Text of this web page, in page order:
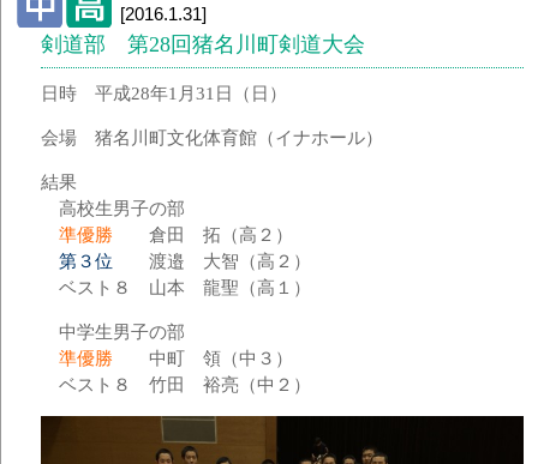
[2016.1.31]
剣道部 第28回猪名川町剣道大会
日時 平成28年1月31日（日）
会場 猪名川町文化体育館（イナホール）
結果
高校生男子の部
準優勝 倉田 拓（高２）
第３位 渡邉 大智（高２）
ベスト８ 山本 龍聖（高１）
中学生男子の部
準優勝 中町 領（中３）
ベスト８ 竹田 裕亮（中２）